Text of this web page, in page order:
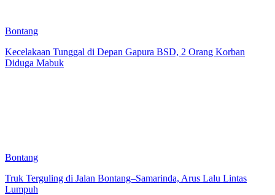
Bontang
Kecelakaan Tunggal di Depan Gapura BSD, 2 Orang Korban
Diduga Mabuk
Bontang
Truk Terguling di Jalan Bontang–Samarinda, Arus Lalu Lintas
Lumpuh